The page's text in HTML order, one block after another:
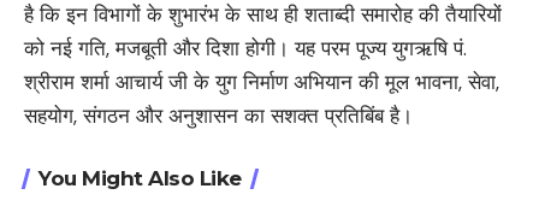
है कि इन विभागों के शुभारंभ के साथ ही शताब्दी समारोह की तैयारियों
को नई गति, मजबूती और दिशा होगी। यह परम पूज्य युगऋषि पं.
श्रीराम शर्मा आचार्य जी के युग निर्माण अभियान की मूल भावना, सेवा,
सहयोग, संगठन और अनुशासन का सशक्त प्रतिबिंब है।
You Might Also Like